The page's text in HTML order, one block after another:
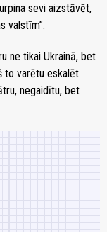
sevi aizstāvēt,
valstīm”.
ne tikai Ukrainā, bet
to varētu eskalēt
negaidītu, bet